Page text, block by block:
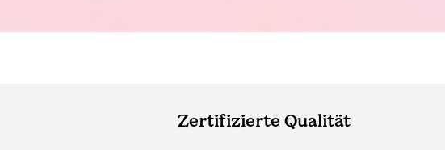
Zertifizierte Qualität